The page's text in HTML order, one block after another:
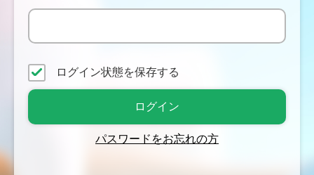
ログイン状態を保存する
パスワードをお忘れの方